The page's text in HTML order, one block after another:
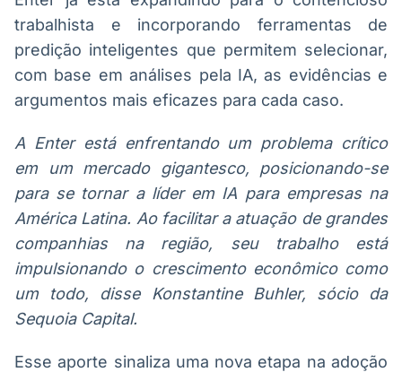
trabalhista e incorporando ferramentas de
predição inteligentes que permitem selecionar,
com base em análises pela IA, as evidências e
argumentos mais eficazes para cada caso.
A Enter está enfrentando um problema crítico
em um mercado gigantesco, posicionando-se
para se tornar a líder em IA para empresas na
América Latina. Ao facilitar a atuação de grandes
companhias na região, seu trabalho está
impulsionando o crescimento econômico como
um todo, disse Konstantine Buhler, sócio da
Sequoia Capital.
Esse aporte sinaliza uma nova etapa na adoção